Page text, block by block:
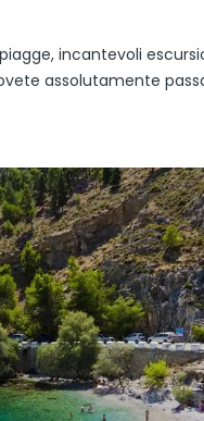
incantevoli
assolutamente